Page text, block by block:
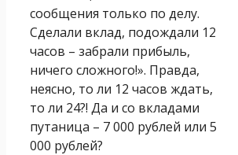
сообщения только по делу.
Сделали вклад, подождали 12
часов – забрали прибыль,
ничего сложного!». Правда,
неясно, то ли 12 часов ждать,
то ли 24?! Да и со вкладами
путаница – 7 000 рублей или 5
000 рублей?